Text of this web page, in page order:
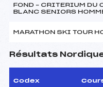
FOND – CRITERIUM DU
BLANC SENIORS
MARATHON SKI TOUR
Résultats
Codex